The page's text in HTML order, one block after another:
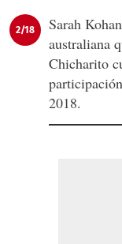
2/18
Sarah
australiana
Chicharito
2018.